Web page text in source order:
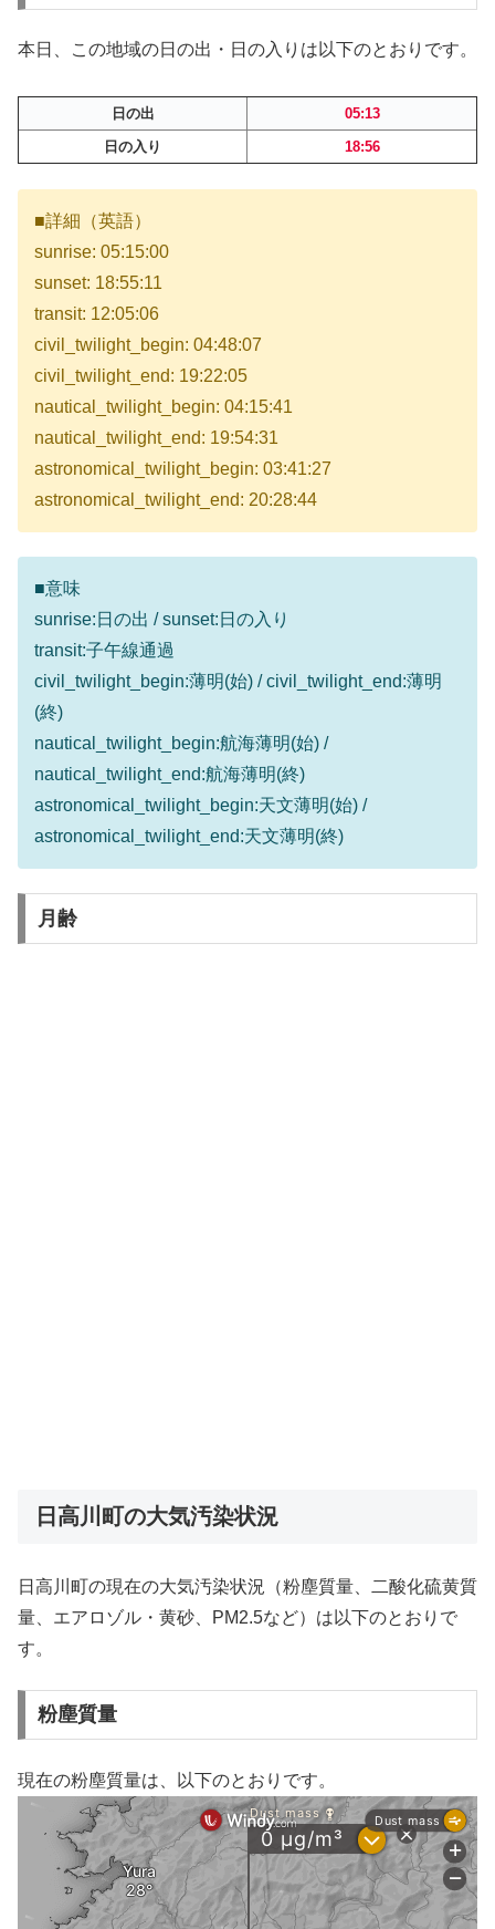
本日、この地域の日の出・日の入りは以下のとおりです。
日の出
05:13
日の入り
18:56
■詳細（英語）
sunrise: 05:15:00
sunset: 18:55:11
transit: 12:05:06
civil_twilight_begin: 04:48:07
civil_twilight_end: 19:22:05
nautical_twilight_begin: 04:15:41
nautical_twilight_end: 19:54:31
astronomical_twilight_begin: 03:41:27
astronomical_twilight_end: 20:28:44
■意味
sunrise:日の出 / sunset:日の入り
transit:子午線通過
civil_twilight_begin:薄明(始) / civil_twilight_end:薄明
(終)
nautical_twilight_begin:航海薄明(始) /
nautical_twilight_end:航海薄明(終)
astronomical_twilight_begin:天文薄明(始) /
astronomical_twilight_end:天文薄明(終)
月齢
日高川町の大気汚染状況
日高川町の現在の大気汚染状況（粉塵質量、二酸化硫黄質
量、エアロゾル・黄砂、PM2.5など）は以下のとおりで
す。
粉塵質量
現在の粉塵質量は、以下のとおりです。